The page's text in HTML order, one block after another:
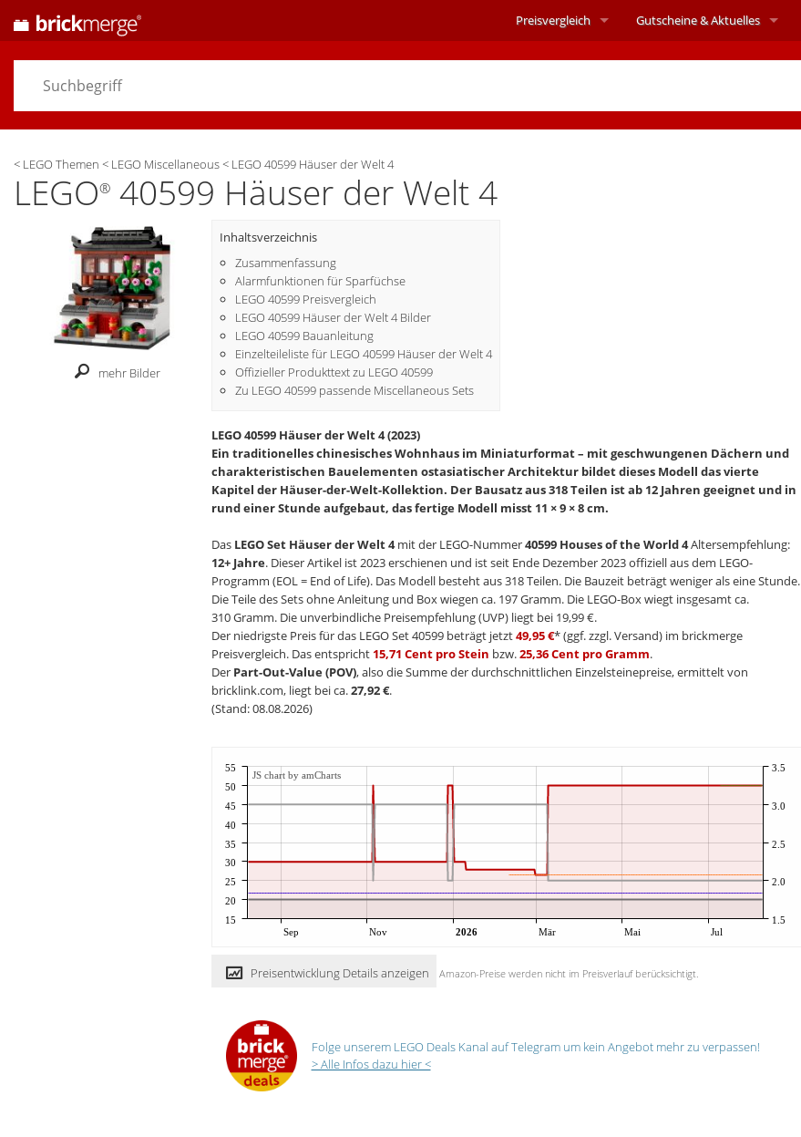
< LEGO Themen < LEGO Miscellaneous< LEGO 40599 Häuser der Welt 4
LEGO® 40599 Häuser der Welt 4
mehr Bilder
Inhaltsverzeichnis
Zusammenfassung
Alarmfunktionen für Sparfüchse
LEGO 40599 Preisvergleich
LEGO 40599 Häuser der Welt 4 Bilder
LEGO 40599 Bauanleitung
Einzelteileliste für LEGO 40599 Häuser der Welt 4
Offizieller Produkttext zu LEGO 40599
Zu LEGO 40599 passende Miscellaneous Sets
LEGO 40599 Häuser der Welt 4 (2023)
Ein traditionelles chinesisches Wohnhaus im Miniaturformat – mit geschwungenen Dächern und
charakteristischen Bauelementen ostasiatischer Architektur bildet dieses Modell das vierte
Kapitel der Häuser-der-Welt-Kollektion. Der Bausatz aus 318 Teilen ist ab 12 Jahren geeignet und in
rund einer Stunde aufgebaut, das fertige Modell misst 11 × 9 × 8 cm.
Das LEGO Set Häuser der Welt 4mit der LEGO-Nummer40599 Houses of the World 4Altersempfehlung:
12+ Jahre. Dieser Artikel ist 2023 erschienen und ist seit Ende Dezember 2023 offiziell aus dem LEGO-
Programm (EOL = End of Life). Das Modell besteht aus 318 Teilen. Die Bauzeit beträgt weniger als eine Stunde.
Die Teile des Sets ohne Anleitung und Box wiegen ca. 197 Gramm. Die LEGO-Box wiegt insgesamt ca.
310 Gramm. Die unverbindliche Preisempfehlung (UVP) liegt bei 19,99 €.
Der niedrigste Preis für das LEGO Set 40599 beträgt jetzt49,95 €* (ggf. zzgl. Versand) im brickmerge
Preisvergleich. Das entspricht 15,71 Cent pro Stein bzw.25,36 Cent pro Gramm.
Der Part-Out-Value (POV), also die Summe der durchschnittlichen Einzelsteinepreise, ermittelt von
bricklink.com, liegt bei ca.27,92 €.
(Stand: 08.08.2026)
Sep Nov 2026 Mär Mai Jul
15
20
25
30
35
40
45
50
55
1.5
2.0
2.5
3.0
3.5
JS chart by amCharts
Preisentwicklung Details anzeigen Amazon-Preise werden nicht im Preisverlauf berücksichtigt.
Folge unserem LEGO Deals Kanal auf Telegram um kein Angebot mehr zu verpassen!
> Alle Infos dazu hier <
Preisvergleich Gutscheine &Aktuelles